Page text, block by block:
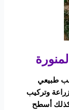
طبيعي
وتركيب
أسطح